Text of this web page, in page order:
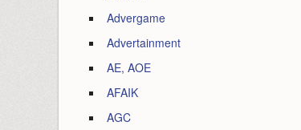
Advergame
Advertainment
AE, AOE
AFAIK
AGC